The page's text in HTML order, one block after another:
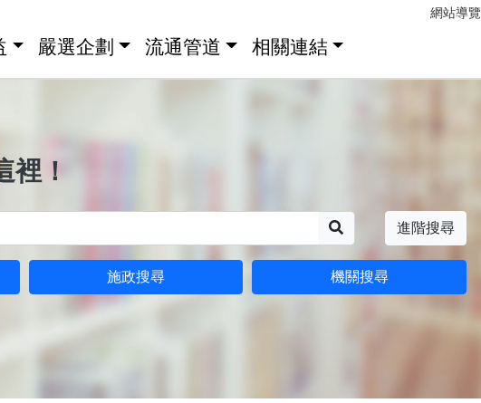
網站導覽
嚴選企劃 流通管道 相關連結
裡！
進階搜尋
施政搜尋 機關搜尋